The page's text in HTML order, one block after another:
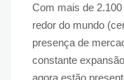
Com mais de
redor do mundo
presença de
constante
agora estão